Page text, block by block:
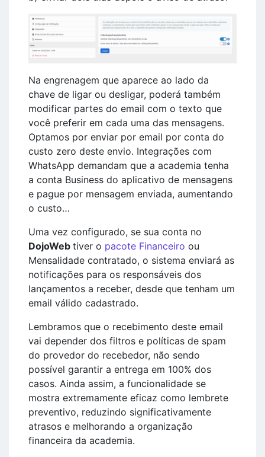
Na engrenagem que aparece ao lado da
chave de ligar ou desligar, poderá também
modificar partes do email com o texto que
você preferir em cada uma das mensagens.
Optamos por enviar por email por conta do
custo zero deste envio. Integrações com
WhatsApp demandam que a academia tenha
a conta Business do aplicativo de mensagens
e pague por mensagem enviada, aumentando
o custo…
Uma vez configurado, se sua conta no
DojoWeb tiver o pacote Financeiro ou
Mensalidade contratado, o sistema enviará as
notificações para os responsáveis dos
lançamentos a receber, desde que tenham um
email válido cadastrado.
Lembramos que o recebimento deste email
vai depender dos filtros e políticas de spam
do provedor do recebedor, não sendo
possível garantir a entrega em 100% dos
casos. Ainda assim, a funcionalidade se
mostra extremamente eficaz como lembrete
preventivo, reduzindo significativamente
atrasos e melhorando a organização
financeira da academia.